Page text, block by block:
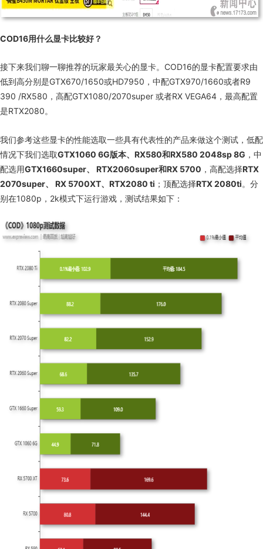
COD16用什么显卡比较好？
接下来我们聊一聊推荐的玩家最关心的显卡。COD16的显卡配置要求由
低到高分别是GTX670/1650或HD7950 ，中配GTX970/1660或者R9
390 /RX580 ，高配GTX1080/2070super 或者RX VEGA64，最高配置
是RTX2080。
我们参考这些显卡的性能选取一些具有代表性的产品来做这个测试，低配
情况下我们选取GTX1060 6G版本、RX580和RX580 2048sp 8G ，中
配选用GTX1660super、 RTX2060super和RX 5700 ，高配选择RTX
2070super、 RX 5700XT、RTX2080 ti ；顶配选择RTX 2080ti。分
别在1080p ， 2k模式下运行游戏，测试结果如下：